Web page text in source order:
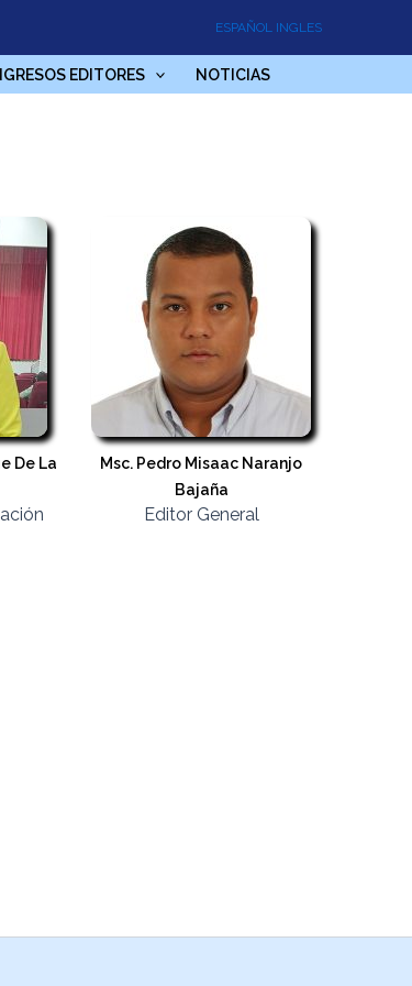
ESPAÑOL INGLES
EDITORES NOTICIAS
De La
Msc. Pedro Misaac Naranjo
Bajaña
Editor General